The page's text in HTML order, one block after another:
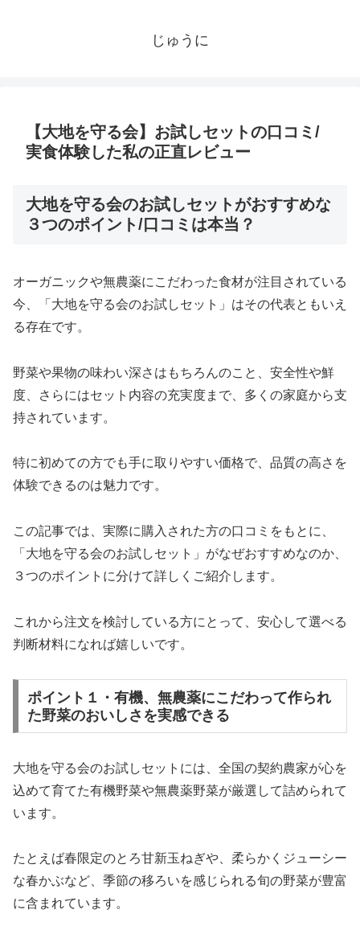
じゅうに
【大地を守る会】お試しセットの口コミ/
実食体験した私の正直レビュー
大地を守る会のお試しセットがおすすめな
３つのポイント/口コミは本当？
オーガニックや無農薬にこだわった食材が注目されている
今、「大地を守る会のお試しセット」はその代表ともいえ
る存在です。
野菜や果物の味わい深さはもちろんのこと、安全性や鮮
度、さらにはセット内容の充実度まで、多くの家庭から支
持されています。
特に初めての方でも手に取りやすい価格で、品質の高さを
体験できるのは魅力です。
この記事では、実際に購入された方の口コミをもとに、
「大地を守る会のお試しセット」がなぜおすすめなのか、
３つのポイントに分けて詳しくご紹介します。
これから注文を検討している方にとって、安心して選べる
判断材料になれば嬉しいです。
ポイント１・有機、無農薬にこだわって作られ
た野菜のおいしさを実感できる
大地を守る会のお試しセットには、全国の契約農家が心を
込めて育てた有機野菜や無農薬野菜が厳選して詰められて
います。
たとえば春限定のとろ甘新玉ねぎや、柔らかくジューシー
な春かぶなど、季節の移ろいを感じられる旬の野菜が豊富
に含まれています。